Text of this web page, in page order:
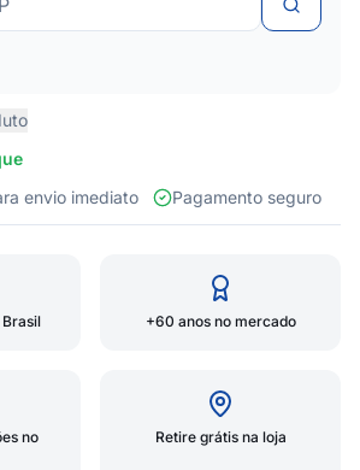
envio imediato
Pagamento seguro
+60 anos no mercado
no
Retire grátis na loja